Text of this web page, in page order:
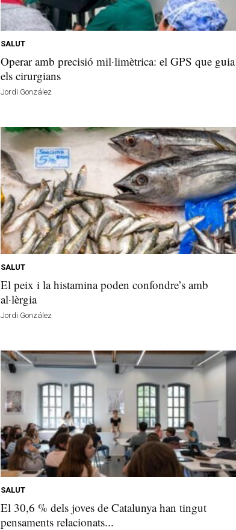
SALUT
Operar amb precisió mil·limètrica: el GPS que guia
els cirurgians
Jordi González
SALUT
El peix i la histamina poden confondre’s amb
al·lèrgia
Jordi González
SALUT
El 30,6 % dels joves de Catalunya han tingut
pensaments relacionats...